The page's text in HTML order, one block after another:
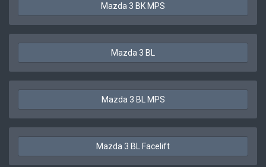
Mazda 3 BK MPS
Mazda 3 BL
Mazda 3 BL MPS
Mazda 3 BL Facelift